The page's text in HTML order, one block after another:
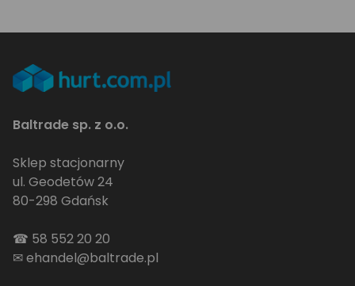
Baltrade sp. z o.o.
Sklep stacjonarny
ul. Geodetów 24
80-298 Gdańsk
☎ 58 552 20 20
✉ehandel@baltrade.pl